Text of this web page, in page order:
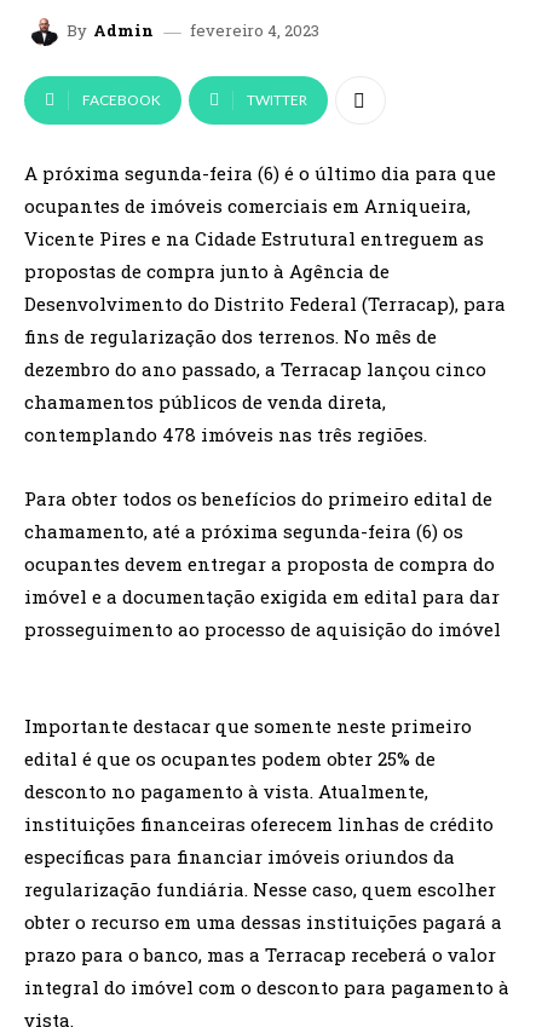
By Admin fevereiro 4, 2023
FACEBOOK TWITTER
A próxima segunda-feira (6) é o último dia para que
ocupantes de imóveis comerciais em Arniqueira,
Vicente Pires e na Cidade Estrutural entreguem as
propostas de compra junto à Agência de
Desenvolvimento do Distrito Federal (Terracap), para
fins de regularização dos terrenos. No mês de
dezembro do ano passado, a Terracap lançou cinco
chamamentos públicos de venda direta,
contemplando 478 imóveis nas três regiões.
Para obter todos os benefícios do primeiro edital de
chamamento, até a próxima segunda-feira (6) os
ocupantes devem entregar a proposta de compra do
imóvel e a documentação exigida em edital para dar
prosseguimento ao processo de aquisição do imóvel
Importante destacar que somente neste primeiro
edital é que os ocupantes podem obter 25% de
desconto no pagamento à vista. Atualmente,
instituições financeiras oferecem linhas de crédito
específicas para financiar imóveis oriundos da
regularização fundiária. Nesse caso, quem escolher
obter o recurso em uma dessas instituições pagará a
prazo para o banco, mas a Terracap receberá o valor
integral do imóvel com o desconto para pagamento à
vista.